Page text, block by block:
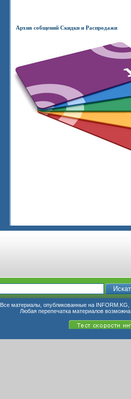
Архив собщений Скидки и Распродажи
Все материалы, опубликованные на INFORM.KG,
Любая перепечатка материалов